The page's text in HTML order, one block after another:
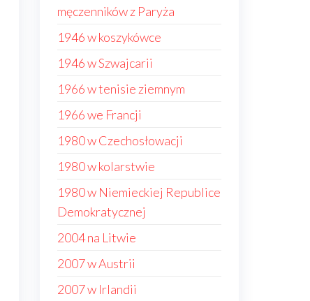
męczenników z Paryża
1946 w koszykówce
1946 w Szwajcarii
1966 w tenisie ziemnym
1966 we Francji
1980 w Czechosłowacji
1980 w kolarstwie
1980 w Niemieckiej Republice
Demokratycznej
2004 na Litwie
2007 w Austrii
2007 w Irlandii